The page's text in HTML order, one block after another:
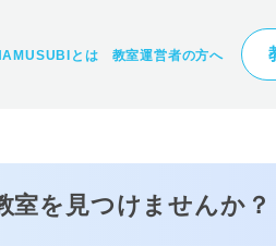
とは 教室運営者の方へ
室を見つけませんか？